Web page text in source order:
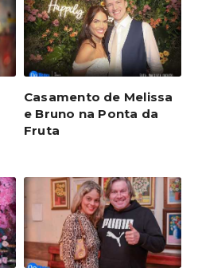
Casamento de Melissa
e Bruno na Ponta da
Fruta